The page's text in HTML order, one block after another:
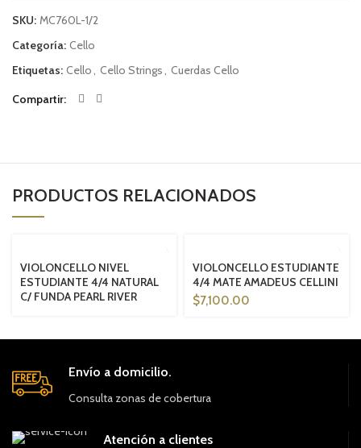
SKU: MC760L-1/2
Categoría: Cello
Etiquetas: Cello, Cello Strings, Cuerdas Cello
Compartir
PRODUCTOS RELACIONADOS
VIOLONCELLO NIVEL
ESTUDIANTE 4/4 NATURAL
C/ FUNDA PEARL RIVER
VIOLONCELLO ESTUDIANTE
4/4 MATE AMADEUS CELLINI
$7,100.00
Envío a domicilio.
Consulta zonas de cobertura
Atención a clientes